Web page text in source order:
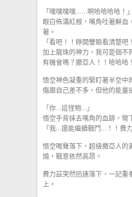
「嘿嘿嘿嘿……啊哈哈哈哈！」
眼白佈滿紅根，嘴角吐著鮮血
著。
「看吧！！睜開雙眼看清楚吧
加上龍珠的神力，我可是個不
有機會嗎？撒亞人！！哈哈哈
悟空神色凝重的緊盯著半空中
傷跟自己差不多，但他的能量
「你…這怪物…」
悟空手背抹去嘴角的血跡，彎
「我…還能繼續戰鬥…！！費力
悟空喝聲落下，超級撒亞人的
燒，戰意依然高昂。
費力茲突然迅速落下，一記重
上。